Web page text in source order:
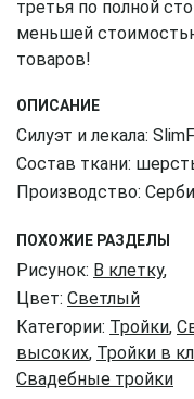
третья по полной
меньшей
товаров!
ОПИСАНИЕ
Силуэт и лекала:
Состав ткани:
Производство:
ПОХОЖИЕ РАЗДЕЛЫ
Рисунок: В клетку,
Цвет: Светлый
Категории: Тройки,
высоких, Тройки в
Свадебные тройки